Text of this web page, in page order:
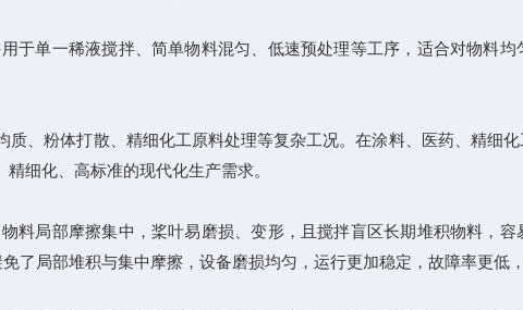
单一稀液搅拌、简单物料混匀、低速预处理等工序，适合对物料均
粉体打散、精细化工原料处理等复杂工况。在涂料、医药、精细
细化、高标准的现代化生产需求。
局部摩擦集中，桨叶易磨损、变形，且搅拌盲区长期堆积物料，容
了局部堆积与集中摩擦，设备磨损均匀，运行更加稳定，故障率更低